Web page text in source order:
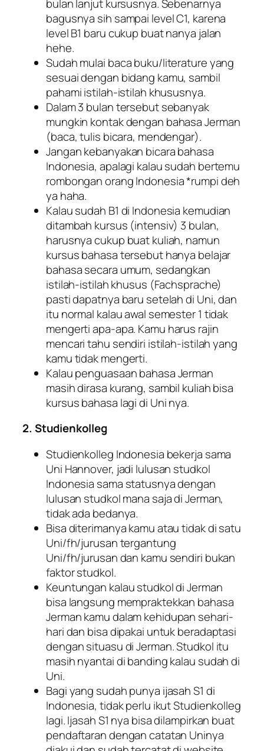
bulan lanjut kursusnya. Sebenarnya
bagusnya sih sampai level C1, karena
level B1 baru cukup buat nanya jalan
hehe.
Sudah mulai baca buku/literature yang
sesuai dengan bidang kamu, sambil
pahami istilah-istilah khususnya.
Dalam 3 bulan tersebut sebanyak
mungkin kontak dengan bahasa Jerman
(baca, tulis bicara, mendengar).
Jangan kebanyakan bicara bahasa
Indonesia, apalagi kalau sudah bertemu
rombongan orang Indonesia *rumpi deh
ya haha.
Kalau sudah B1 di Indonesia kemudian
ditambah kursus (intensiv) 3 bulan,
harusnya cukup buat kuliah, namun
kursus bahasa tersebut hanya belajar
bahasa secara umum, sedangkan
istilah-istilah khusus (Fachsprache)
pasti dapatnya baru setelah di Uni, dan
itu normal kalau awal semester 1 tidak
mengerti apa-apa. Kamu harus rajin
mencari tahu sendiri istilah-istilah yang
kamu tidak mengerti.
Kalau penguasaan bahasa Jerman
masih dirasa kurang, sambil kuliah bisa
kursus bahasa lagi di Uni nya.
2. Studienkolleg
Studienkolleg Indonesia bekerja sama
Uni Hannover, jadi lulusan studkol
Indonesia sama statusnya dengan
lulusan studkol mana saja di Jerman,
tidak ada bedanya.
Bisa diterimanya kamu atau tidak di satu
Uni/fh/jurusan tergantung
Uni/fh/jurusan dan kamu sendiri bukan
faktor studkol.
Keuntungan kalau studkol di Jerman
bisa langsung mempraktekkan bahasa
Jerman kamu dalam kehidupan sehari-
hari dan bisa dipakai untuk beradaptasi
dengan situasu di Jerman. Studkol itu
masih nyantai di banding kalau sudah di
Uni.
Bagi yang sudah punya ijasah S1 di
Indonesia, tidak perlu ikut Studienkolleg
lagi. Ijasah S1 nya bisa dilampirkan buat
pendaftaran dengan catatan Uninya